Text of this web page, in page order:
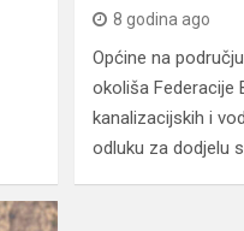
8 godina ago
Općine na
okoliša Federacije
kanalizacijskih i
odluku za dodjelu